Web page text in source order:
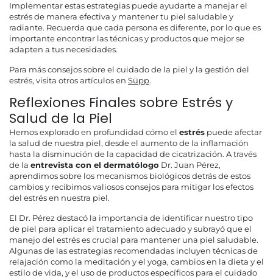
Implementar estas estrategias puede ayudarte a manejar el
estrés de manera efectiva y mantener tu piel saludable y
radiante. Recuerda que cada persona es diferente, por lo que es
importante encontrar las técnicas y productos que mejor se
adapten a tus necesidades.
Para más consejos sobre el cuidado de la piel y la gestión del
estrés, visita otros artículos en Süpp.
Reflexiones Finales sobre Estrés y
Salud de la Piel
Hemos explorado en profundidad cómo el estrés puede afectar
la salud de nuestra piel, desde el aumento de la inflamación
hasta la disminución de la capacidad de cicatrización. A través
de la entrevista con el dermatólogo Dr. Juan Pérez,
aprendimos sobre los mecanismos biológicos detrás de estos
cambios y recibimos valiosos consejos para mitigar los efectos
del estrés en nuestra piel.
El Dr. Pérez destacó la importancia de identificar nuestro tipo
de piel para aplicar el tratamiento adecuado y subrayó que el
manejo del estrés es crucial para mantener una piel saludable.
Algunas de las estrategias recomendadas incluyen técnicas de
relajación como la meditación y el yoga, cambios en la dieta y el
estilo de vida, y el uso de productos específicos para el cuidado